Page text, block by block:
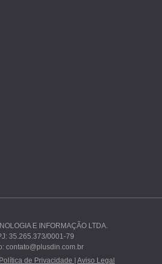
você concorda com nossos
de Privacidade.
E INFORMAÇÃO LTDA.
35.265.373/0001-79
contato@plusdin.com.br
Política de Privacidade | Aviso Legal